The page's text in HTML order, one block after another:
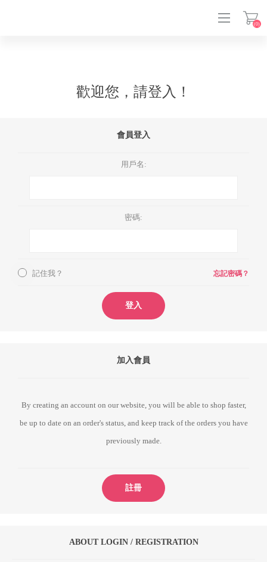
(0)
歡迎您，請登入！
會員登入
用戶名:
密碼:
記住我？ 忘記密碼？
登入
加入會員
By creating an account on our website, you will be able to shop faster,
be up to date on an order's status, and keep track of the orders you have
previously made.
註冊
ABOUT LOGIN / REGISTRATION